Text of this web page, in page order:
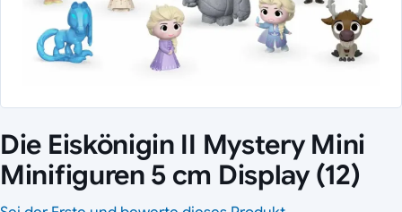
Die Eiskönigin II Mystery Mini
Minifiguren 5 cm Display (12)